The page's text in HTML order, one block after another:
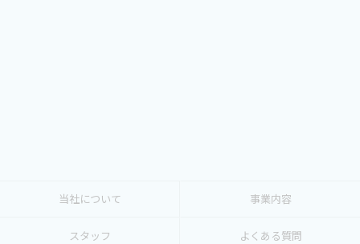
当社について 事業内容
スタッフ よくある質問